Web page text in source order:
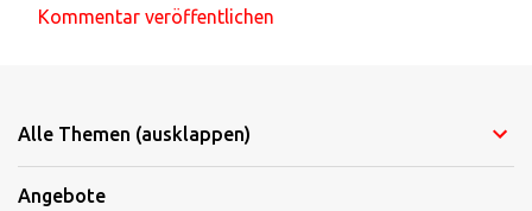
m
Kommentar veröffentlichen
Alle Themen (ausklappen)
Angebote